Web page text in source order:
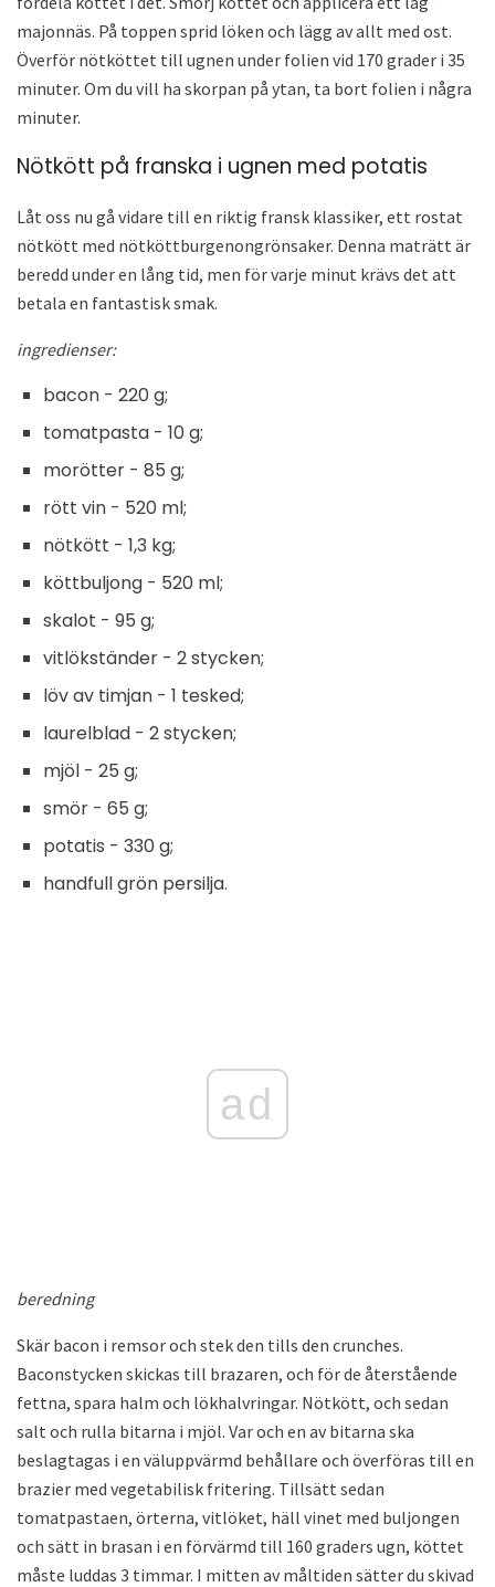
majonnäs. På toppen sprid löken och lägg av allt med ost.
Överför nötköttet till ugnen under folien vid 170 grader i 35
minuter. Om du vill ha skorpan på ytan, ta bort folien i några
minuter.
Nötkött på franska i ugnen med potatis
Låt oss nu gå vidare till en riktig fransk klassiker, ett rostat
nötkött med nötköttburgenongrönsaker. Denna maträtt är
beredd under en lång tid, men för varje minut krävs det att
betala en fantastisk smak.
ingredienser:
bacon - 220 g;
tomatpasta - 10 g;
morötter - 85 g;
rött vin - 520 ml;
nötkött - 1,3 kg;
köttbuljong - 520 ml;
skalot - 95 g;
vitlökständer - 2 stycken;
löv av timjan - 1 tesked;
laurelblad - 2 stycken;
mjöl - 25 g;
smör - 65 g;
potatis - 330 g;
handfull grön persilja.
ad
beredning
Skär bacon i remsor och stek den tills den crunches.
Baconstycken skickas till brazaren, och för de återstående
fettna, spara halm och lökhalvringar. Nötkött, och sedan
salt och rulla bitarna i mjöl. Var och en av bitarna ska
beslagtagas i en väluppvärmd behållare och överföras till en
brazier med vegetabilisk fritering. Tillsätt sedan
tomatpastaen, örterna, vitlöket, häll vinet med buljongen
och sätt in brasan i en förvärmd till 160 graders ugn, köttet
måste luddas 3 timmar. I mitten av måltiden sätter du skivad